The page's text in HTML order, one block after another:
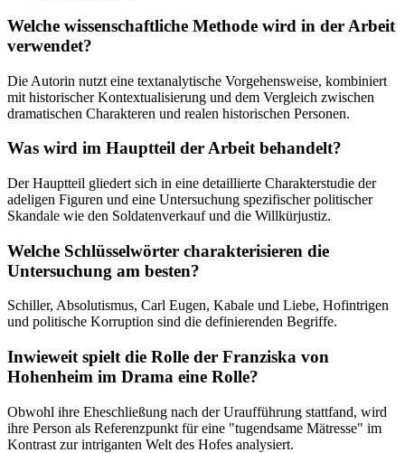
Welche wissenschaftliche Methode wird in der Arbeit
verwendet?
Die Autorin nutzt eine textanalytische Vorgehensweise, kombiniert
mit historischer Kontextualisierung und dem Vergleich zwischen
dramatischen Charakteren und realen historischen Personen.
Was wird im Hauptteil der Arbeit behandelt?
Der Hauptteil gliedert sich in eine detaillierte Charakterstudie der
adeligen Figuren und eine Untersuchung spezifischer politischer
Skandale wie den Soldatenverkauf und die Willkürjustiz.
Welche Schlüsselwörter charakterisieren die
Untersuchung am besten?
Schiller, Absolutismus, Carl Eugen, Kabale und Liebe, Hofintrigen
und politische Korruption sind die definierenden Begriffe.
Inwieweit spielt die Rolle der Franziska von
Hohenheim im Drama eine Rolle?
Obwohl ihre Eheschließung nach der Uraufführung stattfand, wird
ihre Person als Referenzpunkt für eine "tugendsame Mätresse" im
Kontrast zur intriganten Welt des Hofes analysiert.